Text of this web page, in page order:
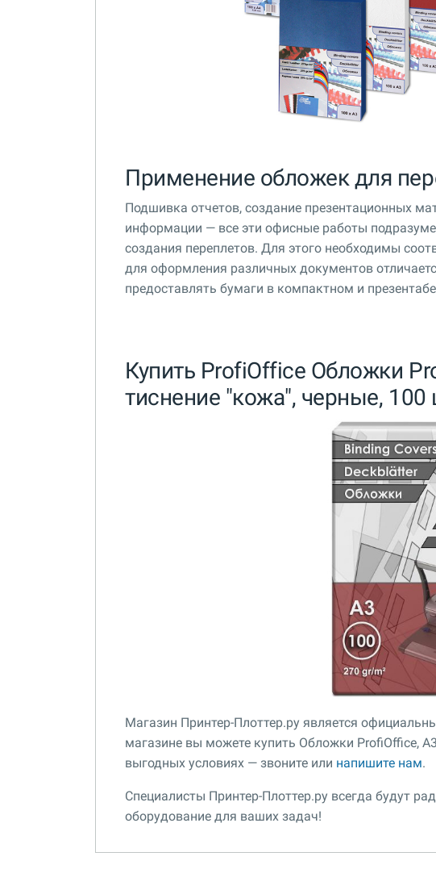
Применение обложек для
Подшивка отчетов, создание презентационных
информации — все эти офисные работы
создания переплетов. Для этого необходимы
для оформления различных документов
предоставлять бумаги в компактном и
Купить ProfiOffice Обложки
тиснение "кожа", черные, 100
Магазин Принтер-Плоттер.ру является
магазине вы можете купить Обложки ProfiOffice,
выгодных условиях — звоните или напишите нам.
Специалисты Принтер-Плоттер.ру всегда будут
оборудование для ваших задач!